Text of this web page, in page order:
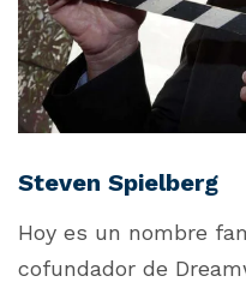
Steven Spielberg
Hoy es un nombre
cofundador de